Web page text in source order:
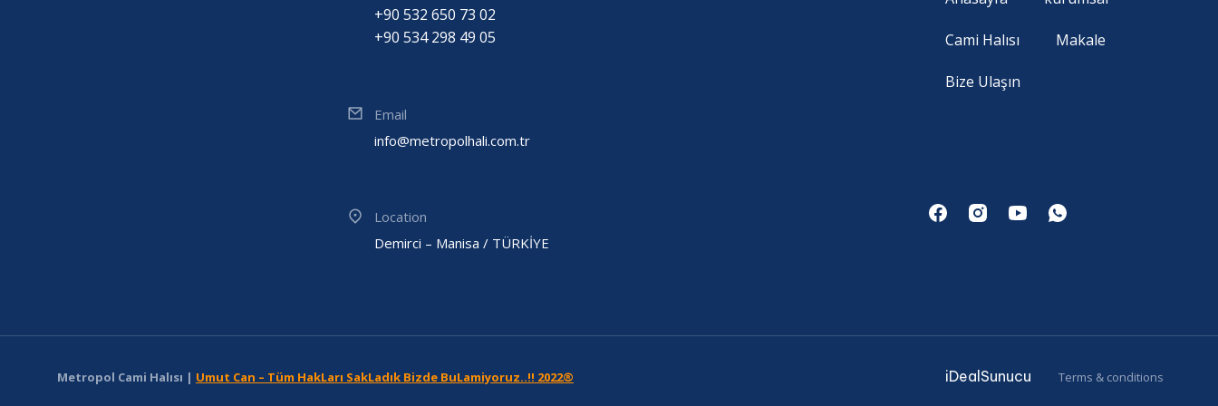
+90 532 650 73 02
+90 534 298 49 05
Email
info@metropolhali.com.tr
Location
Demirci – Manisa / TÜRKİYE
Cami Halısı Makale
Bize Ulaşın
Metropol Cami Halısı | Umut Can – Tüm HakLarı SakLadık Bizde BuLamiyoruz..!! 2022® iDealSunucu Terms & conditions